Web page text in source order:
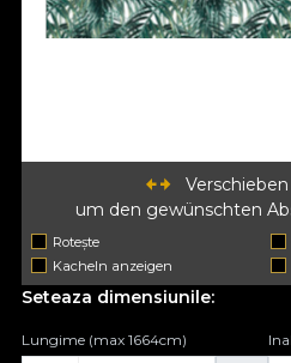
um den gewünschten
Rotește
Kacheln anzeigen
Seteaza dimensiunile:
Lungime (max 1664cm)